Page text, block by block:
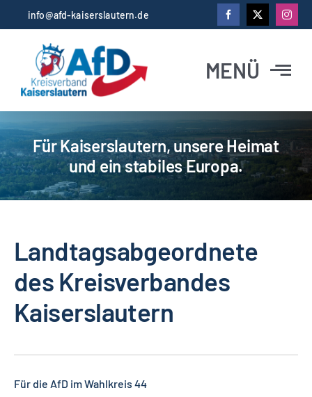
Inhalt
springen
info@afd-kaiserslautern.de
MENÜ
Startseite
News
Vorstand
Kontakt
Für Kaiserslautern, unsere Heimat
und ein stabiles Europa.
Landtagsabgeordnete
des Kreisverbandes
Kaiserslautern
Für die AfD im Wahlkreis 44